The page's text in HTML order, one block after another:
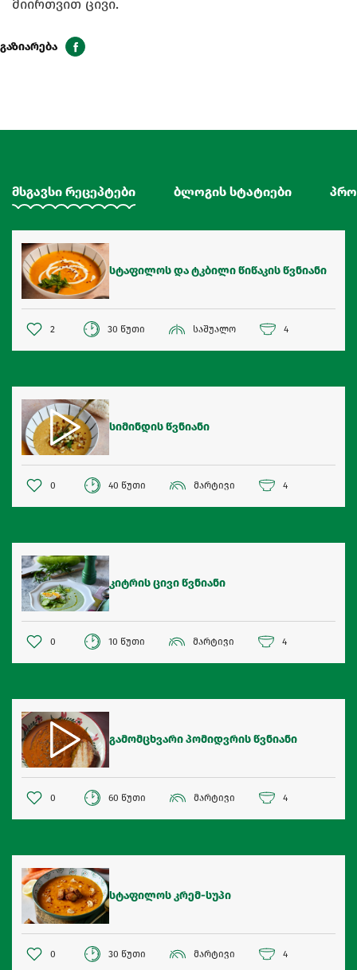
მიირთვით ცივი.
გაზიარება
მსგავსი რეცეპტები ბლოგის სტატიები
სტაფილოს და ტკბილი წიწაკის წვნიანი
2 30 წუთი საშუალო 4
სიმინდის წვნიანი
0 40 წუთი მარტივი 4
კიტრის ცივი წვნიანი
0 10 წუთი მარტივი 4
გამომცხვარი პომიდვრის წვნიანი
0 60 წუთი მარტივი 4
სტაფილოს კრემ-სუპი
0 30 წუთი მარტივი 4